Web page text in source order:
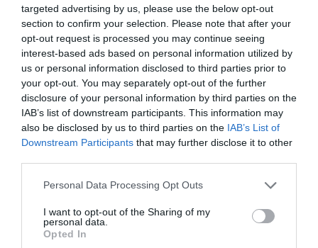
targeted advertising by us, please use the below opt-out
section to confirm your selection. Please note that after your
opt-out request is processed you may continue seeing
interest-based ads based on personal information utilized by
us or personal information disclosed to third parties prior to
your opt-out. You may separately opt-out of the further
disclosure of your personal information by third parties on the
IAB’s list of downstream participants. This information may
also be disclosed by us to third parties on the IAB’s List of
Downstream Participants that may further disclose it to other
Please note that this website/app uses one or more Google
not limited to your visit or usage behaviour. You may click to
grant or deny consent to Google and its third-party tags to
use your data for below specified purposes in below Google
Personal Data Processing Opt Outs
I want to opt-out of the Sharing of my
personal data.
Opted In
07.08.2026 | 08:02
Οι ρωσικές δυνάμεις απέχουν μόλις 5 χλμ.
από Σλαβιάνσκ και Κραματόρσκ στο Ντονέτσκ
ΠΟΛΙΤΙΚΗ